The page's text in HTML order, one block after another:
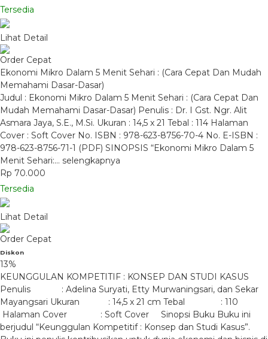
Tersedia
Lihat Detail
Order Cepat
Ekonomi Mikro Dalam 5 Menit Sehari : (Cara Cepat Dan Mudah
Memahami Dasar-Dasar)
Judul : Ekonomi Mikro Dalam 5 Menit Sehari : (Cara Cepat Dan
Mudah Memahami Dasar-Dasar) Penulis : Dr. I Gst. Ngr. Alit
Asmara Jaya, S.E., M.Si. Ukuran : 14,5 x 21 Tebal : 114 Halaman
Cover : Soft Cover No. ISBN : 978-623-8756-70-4 No. E-ISBN :
978-623-8756-71-1 (PDF) SINOPSIS “Ekonomi Mikro Dalam 5
Menit Sehari:… selengkapnya
Rp 70.000
Tersedia
Lihat Detail
Order Cepat
Diskon
13%
KEUNGGULAN KOMPETITIF : KONSEP DAN STUDI KASUS
Penulis : Adelina Suryati, Etty Murwaningsari, dan Sekar
Mayangsari Ukuran : 14,5 x 21 cm Tebal : 110
Halaman Cover : Soft Cover Sinopsi Buku Buku ini
berjudul “Keunggulan Kompetitif : Konsep dan Studi Kasus”.